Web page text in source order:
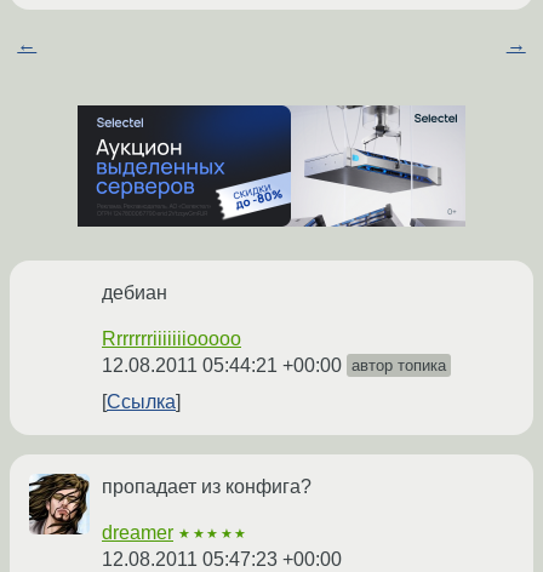
← →
дебиан
Rrrrrrriiiiiiiooooo
12.08.2011 05:44:21 +00:00 автор топика
Ссылка
пропадает из конфига?
dreamer ★★★★★
12.08.2011 05:47:23 +00:00